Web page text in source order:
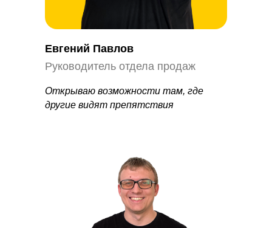
Евгений Павлов
Руководитель отдела продаж
Открываю возможности там, где
другие видят препятствия